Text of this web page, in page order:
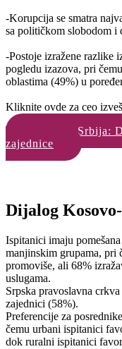
-Korupcija se smatra
sa političkom slobodom i
-Postoje izražene razlike
pogledu izazova, pri
oblastima (49%) u
Kliknite ovde za ceo
Kosovo-Srbija:
zajednice
Dijalog
Ispitanici imaju
manjinskim grupama, pri
promoviše, ali 68%
uslugama.
Srpska pravoslavna
zajednici (58%).
Preferencije za
čemu urbani ispitanici
dok ruralni ispitanici